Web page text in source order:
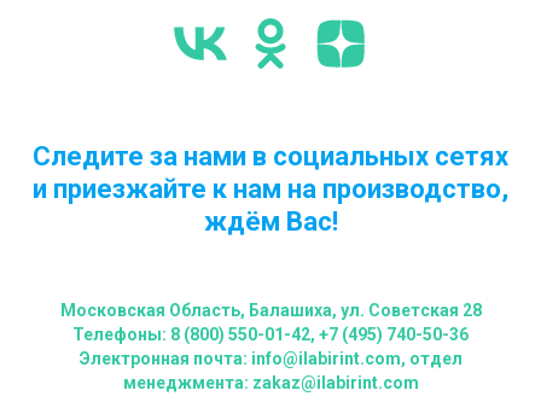
Следите за нами в социальных сетях
и приезжайте к нам на производство,
ждём Вас!
Московская Область, Балашиха, ул. Советская 28
Телефоны: 8 (800) 550-01-42, +7 (495) 740-50-36
Электронная почта: info@ilabirint.com, отдел
менеджмента: zakaz@ilabirint.com